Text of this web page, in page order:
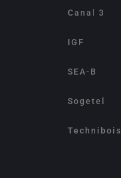
Canal 3
IGF
SEA-B
Sogetel
Technibois